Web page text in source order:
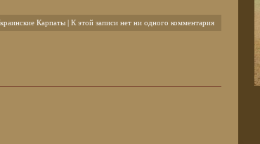
Карпаты| К этой записи нет ни одного комментария